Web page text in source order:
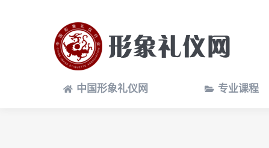
中国形象礼仪网 专业课程
中国形象礼仪网